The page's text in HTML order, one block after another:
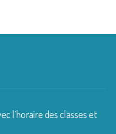
l’horaire des classes et